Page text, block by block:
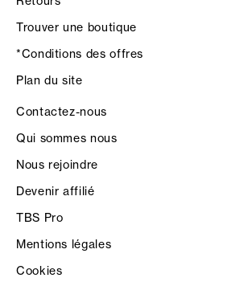
Trouver une boutique
*Conditions des offres
Plan du site
Contactez-nous
Qui sommes nous
Nous rejoindre
Devenir affilié
TBS Pro
Mentions légales
Cookies